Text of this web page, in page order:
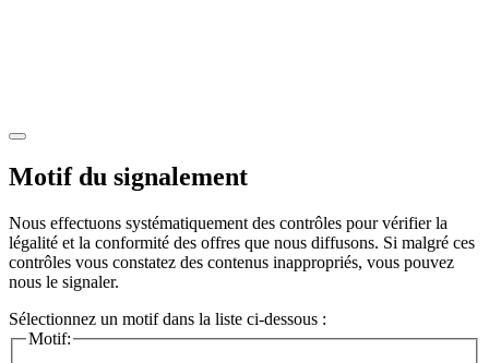
Motif du signalement
Nous effectuons systématiquement des contrôles pour vérifier la
légalité et la conformité des offres que nous diffusons. Si malgré ces
contrôles vous constatez des contenus inappropriés, vous pouvez
nous le signaler.
Sélectionnez un motif dans la liste ci-dessous :
Motif: